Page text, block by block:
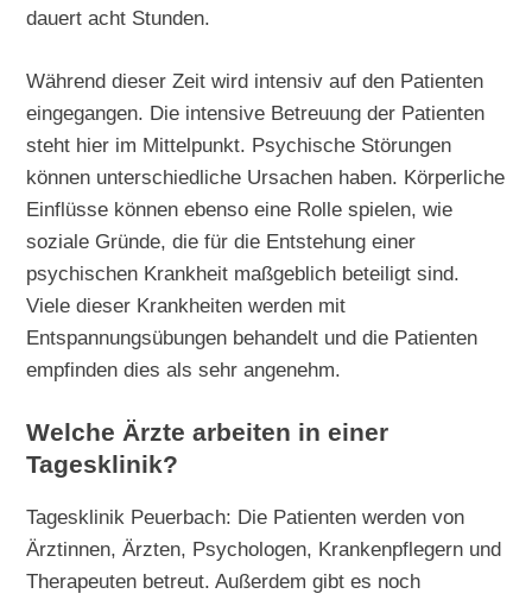
dauert acht Stunden.
Während dieser Zeit wird intensiv auf den Patienten
eingegangen. Die intensive Betreuung der Patienten
steht hier im Mittelpunkt. Psychische Störungen
können unterschiedliche Ursachen haben. Körperliche
Einflüsse können ebenso eine Rolle spielen, wie
soziale Gründe, die für die Entstehung einer
psychischen Krankheit maßgeblich beteiligt sind.
Viele dieser Krankheiten werden mit
Entspannungsübungen behandelt und die Patienten
empfinden dies als sehr angenehm.
Welche Ärzte arbeiten in einer
Tagesklinik?
Tagesklinik Peuerbach: Die Patienten werden von
Ärztinnen, Ärzten, Psychologen, Krankenpflegern und
Therapeuten betreut. Außerdem gibt es noch